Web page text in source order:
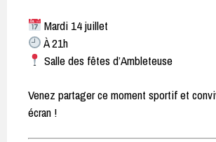
Mardi 14 juillet
À 21h
Salle des fêtes d’Ambleteuse
Venez partager ce moment sportif et
écran !